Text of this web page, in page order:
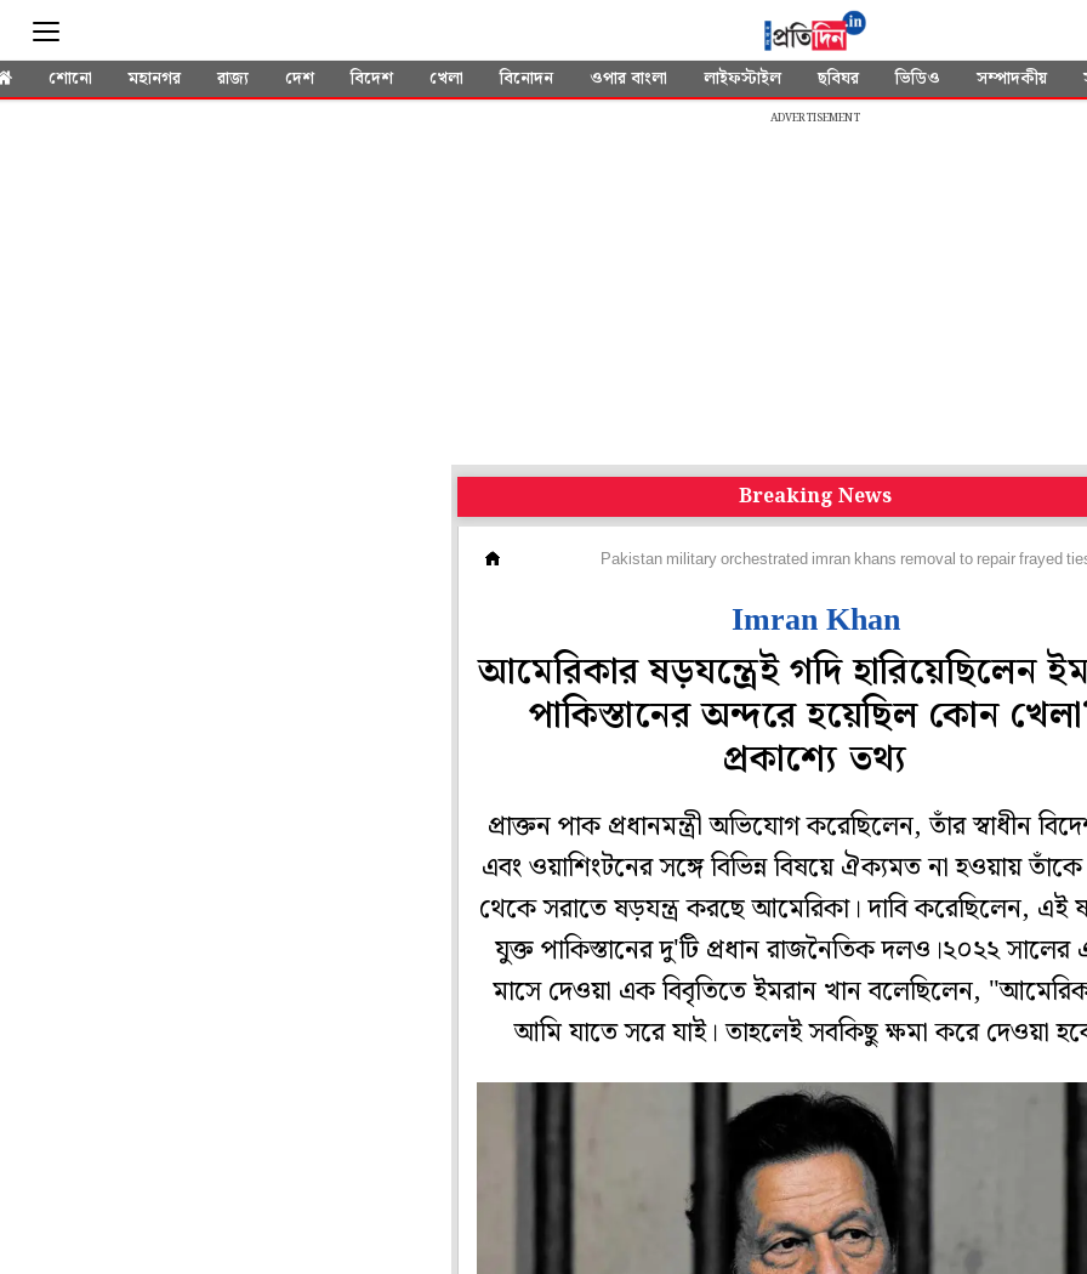
শোনো মহানগর রাজ্য দেশ বিদেশ খেলা বিনোদন ওপার বাংলা লাইফস্টাইল ছবিঘর ভিডিও সম্পাদকীয়
ADVERTISEMENT
Breaking News
Pakistan military orchestrated imran khans removal to repair frayed
Imran Khan
আমেরিকার ষড়যন্ত্রেই গদি হারিয়েছিলেন
পাকিস্তানের অন্দরে হয়েছিল কোন
প্রকাশ্যে তথ্য
প্রাক্তন পাক প্রধানমন্ত্রী অভিযোগ করেছিলেন, তাঁর স্বাধীন
এবং ওয়াশিংটনের সঙ্গে বিভিন্ন বিষয়ে ঐক্যমত না হওয়ায়
থেকে সরাতে ষড়যন্ত্র করছে আমেরিকা। দাবি করেছিলেন, এই
যুক্ত পাকিস্তানের দু'টি প্রধান রাজনৈতিক দলও।২০২২ সালের
মাসে দেওয়া এক বিবৃতিতে ইমরান খান বলেছিলেন,
আমি যাতে সরে যাই। তাহলেই সবকিছু ক্ষমা করে দেওয়া